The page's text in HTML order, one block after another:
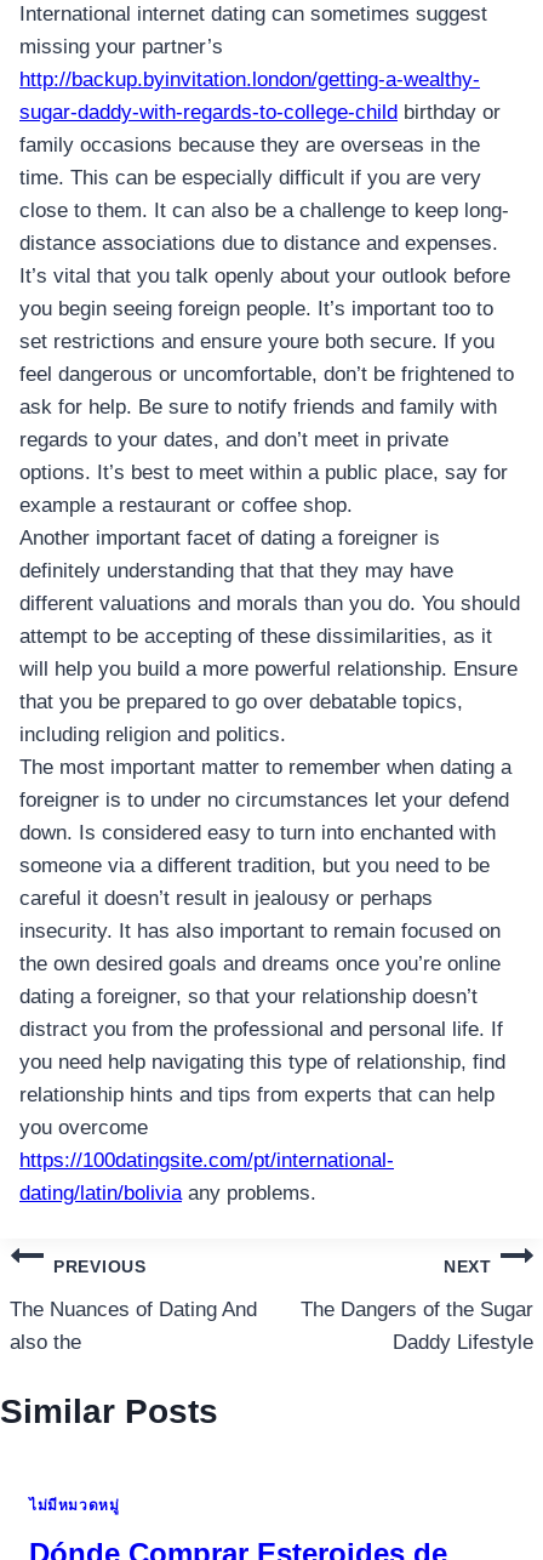
International internet dating can sometimes suggest
missing your partner’s
http://backup.byinvitation.london/getting-a-wealthy-
sugar-daddy-with-regards-to-college-child birthday or
family occasions because they are overseas in the
time. This can be especially difficult if you are very
close to them. It can also be a challenge to keep long-
distance associations due to distance and expenses.
It’s vital that you talk openly about your outlook before
you begin seeing foreign people. It’s important too to
set restrictions and ensure youre both secure. If you
feel dangerous or uncomfortable, don’t be frightened to
ask for help. Be sure to notify friends and family with
regards to your dates, and don’t meet in private
options. It’s best to meet within a public place, say for
example a restaurant or coffee shop.
Another important facet of dating a foreigner is
definitely understanding that that they may have
different valuations and morals than you do. You should
attempt to be accepting of these dissimilarities, as it
will help you build a more powerful relationship. Ensure
that you be prepared to go over debatable topics,
including religion and politics.
The most important matter to remember when dating a
foreigner is to under no circumstances let your defend
down. Is considered easy to turn into enchanted with
someone via a different tradition, but you need to be
careful it doesn’t result in jealousy or perhaps
insecurity. It has also important to remain focused on
the own desired goals and dreams once you’re online
dating a foreigner, so that your relationship doesn’t
distract you from the professional and personal life. If
you need help navigating this type of relationship, find
relationship hints and tips from experts that can help
you overcome
https://100datingsite.com/pt/international-
dating/latin/boliviaany problems.
แนะแนว
เรื่อง
PREVIOUS
The Nuances of Dating And
also the
NEXT
The Dangers of the Sugar
Daddy Lifestyle
Similar Posts
ไม่มีหมวดหมู่